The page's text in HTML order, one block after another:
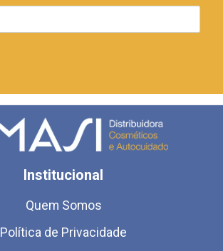
Institucional
Quem Somos
Política de Privacidade